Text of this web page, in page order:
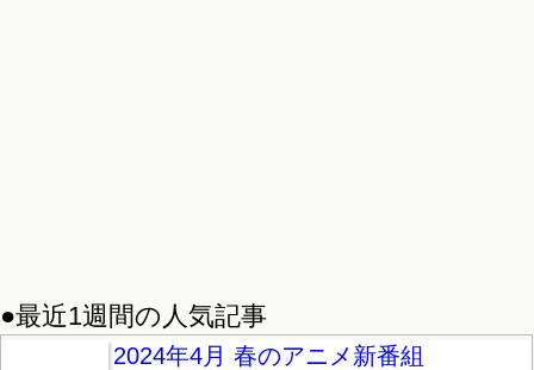
●最近1週間の人気記事
2024年4月 春のアニメ新番組